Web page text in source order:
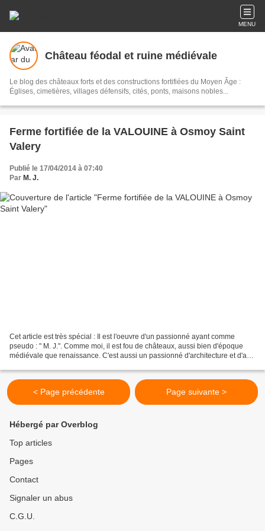
MENU
Château féodal et ruine médiévale
Le blog des châteaux forts et des constructions fortifiées du Moyen Âge :
Églises, cimetières, villages défensifs, cités, ponts, maisons nobles...
Ferme fortifiée de la VALOUINE à Osmoy Saint
Valery
Publié le 17/04/2014 à 07:40
Par M. J.
Cet article est très spécial : Il est l'oeuvre d'un passionné ayant comme
pseudo : " M. J.". Comme moi, il est fou de châteaux, aussi bien d'époque
médiévale que renaissance. C'est aussi un passionné d'architecture et d'art.
< Page précédente Page suivante >
Hébergé par Overblog
Top articles
Pages
Contact
Signaler un abus
C.G.U.